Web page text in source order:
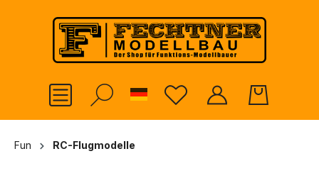
springen
German
Fun RC-Flugmodelle